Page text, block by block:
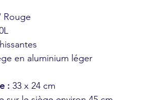
Rouge
en aluminium léger
: 33 x 24 cm